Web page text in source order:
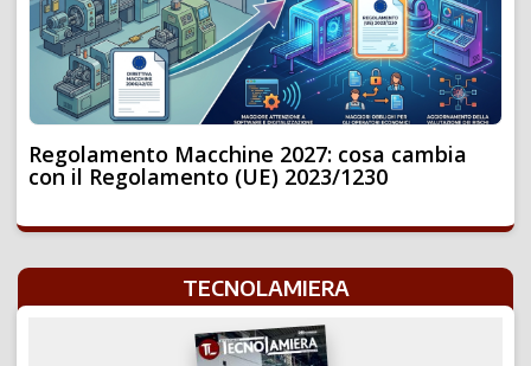
Regolamento Macchine 2027: cosa cambia
con il Regolamento (UE) 2023/1230
TECNOLAMIERA